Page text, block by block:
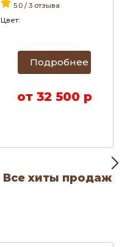
5.0 / 3 отзыва
Цвет:
Подробнее
от 32 500 р
Все хиты продаж